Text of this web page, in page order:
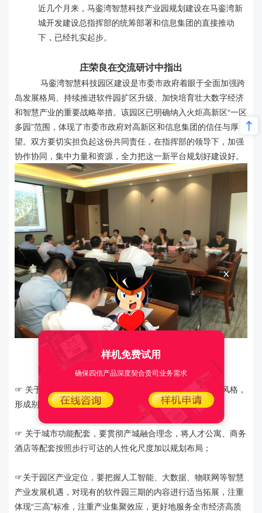
近几个月来，马銮湾智慧科技产业园规划建设在马銮湾新
城开发建设总指挥部的统筹部署和信息集团的直接推动
下，已经扎实起步。
庄荣良在交流研讨中指出
马銮湾智慧科技园区建设是市委市政府着眼于全面加强跨
岛发展格局、持续推进软件园扩区升级、加快培育壮大数字经济
和智慧产业的重要战略举措。该园区已明确纳入火炬高新区“一区
多园”范围，体现了市委市政府对高新区和信息集团的信任与厚
望。双方要切实担负起这份共同责任，在指挥部的领导下，加强
协作协同，集中力量和资源，全力把这一新平台规划好建设好。
就马銮湾智慧科技产业园交流
☞ 关于园区建筑风格，要彰显并自然嵌入闽南元素、嘉庚风格，
形成别具风格又浑然一体的效果；
☞ 关于城市功能配套，要贯彻产城融合理念，将人才公寓、商务
酒店等配套按照步行可达的人性化尺度加以规划布局；
☞关于园区产业定位，要把握人工智能、大数据、物联网等智慧
产业发展机遇，对现有的软件园三期的内容进行适当拓展，注重
体现“三高”标准，注重产业集聚效应，更好地服务全市经济高质
样机免费试用
确保四信产品深度契合贵司业务需求